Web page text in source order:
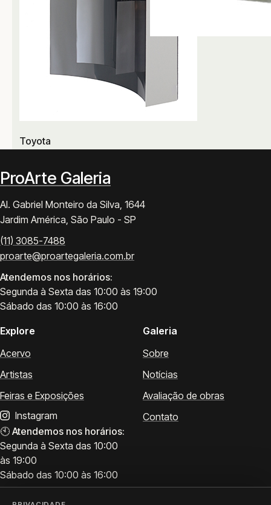
Toyota
Toyota
ProArte Galeria
Al. Gabriel Monteiro da Silva, 1644
Jardim América, São Paulo - SP
(11) 3085-7488
proarte@proartegaleria.com.br
Atendemos nos horários:
Segunda à Sexta das 10:00 às 19:00
Sábado das 10:00 às 16:00
Explore
Acervo
Artistas
Feiras e Exposições
Instagram
🕙 Atendemos nos horários:
Segunda à Sexta das 10:00
às 19:00
Sábado das 10:00 às 16:00
Galeria
Sobre
Notícias
Avaliação de obras
Contato